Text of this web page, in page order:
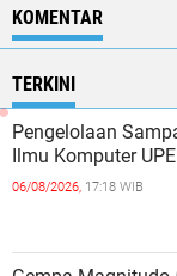
KOMENTAR
TERKINI
Pengelolaan
Ilmu Komputer
06/08/2026, 17:18 WIB